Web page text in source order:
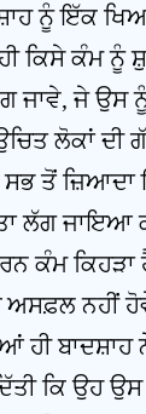
ਨੂੰ ਇੱਕ
ਕਿਸੇ ਕੰਮ
ਜਾਵੇ, ਜੇ ਉਸ
ਲੋਕਾਂ ਦੀ
ਤੋਂ ਜ਼ਿਆਦਾ
ਲੱਗ ਜਾਇਆ
ਕੰਮ ਕਿਹੜਾ
ਅਸਫ਼ਲ ਨਹੀਂ
ਬਾਦਸ਼ਾਹ
ਕਿ ਉਹ